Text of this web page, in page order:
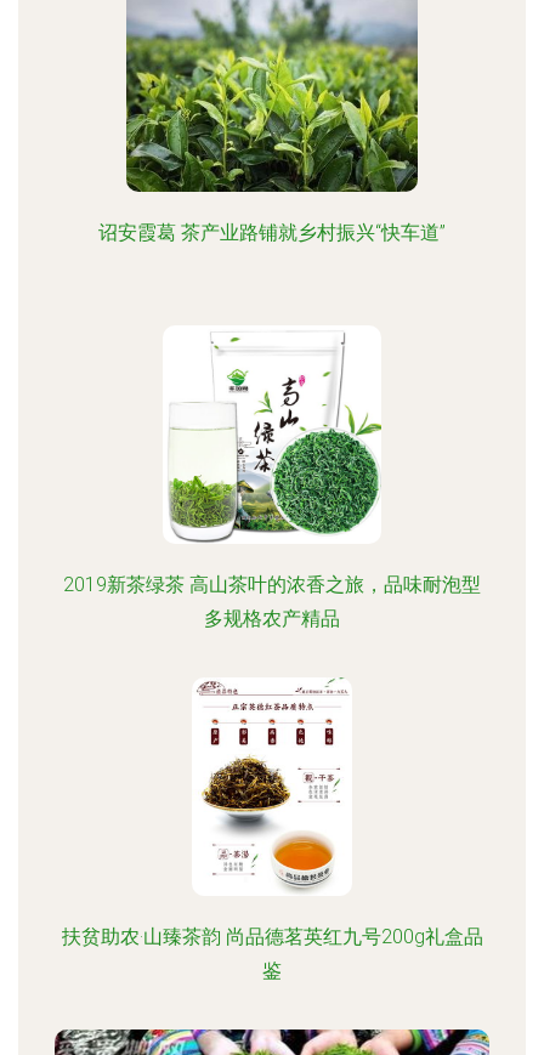
诏安霞葛 茶产业路铺就乡村振兴“快车道”
2019新茶绿茶 高山茶叶的浓香之旅，品味耐泡型
多规格农产精品
扶贫助农·山臻茶韵 尚品德茗英红九号200g礼盒品
鉴